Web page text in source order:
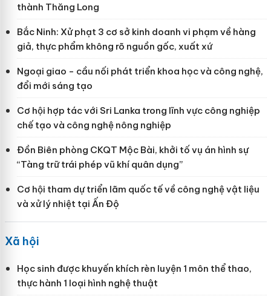
thành Thăng Long
Bắc Ninh: Xử phạt 3 cơ sở kinh doanh vi phạm về hàng
giả, thực phẩm không rõ nguồn gốc, xuất xứ
Ngoại giao - cầu nối phát triển khoa học và công nghệ,
đổi mới sáng tạo
Cơ hội hợp tác với Sri Lanka trong lĩnh vực công nghiệp
chế tạo và công nghệ nông nghiệp
Đồn Biên phòng CKQT Mộc Bài, khởi tố vụ án hình sự
“Tàng trữ trái phép vũ khí quân dụng”
Cơ hội tham dự triển lãm quốc tế về công nghệ vật liệu
và xử lý nhiệt tại Ấn Độ
Xã hội
Học sinh được khuyến khích rèn luyện 1 môn thể thao,
thực hành 1 loại hình nghệ thuật